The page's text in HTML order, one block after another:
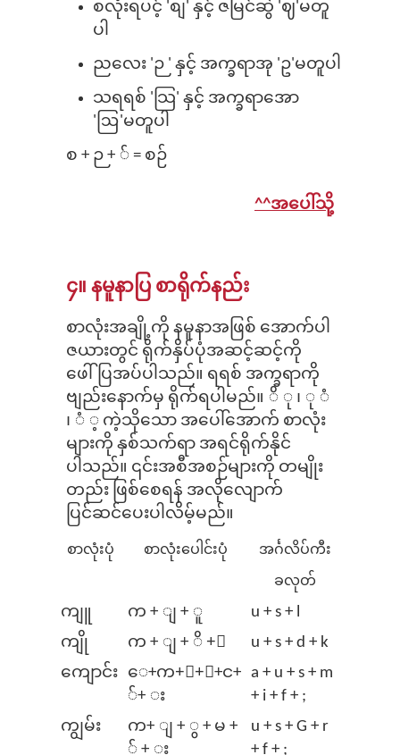
စလုံးရပင့် 'စျ' နှင့် ဇမြင်ဆွဲ 'ဈ'မတူ
ပါ
ညလေး 'ဉ ' နှင့် အက္ခရာအု 'ဥ'မတူပါ
သရရစ် 'သြ' နှင့် အက္ခရာအော
'ဩ'မတူပါ
စ + ဉ + ် = စဉ်
^^အပေါ်သို့
၄။ နမူနာပြ စာရိုက်နည်း
စာလုံးအချို့ကို နမူနာအဖြစ် အောက်ပါ
ဇယားတွင် ရိုက်နှိပ်ပုံအဆင့်ဆင့်ကို
ဖေါ်ပြအပ်ပါသည်။ ရရစ် အက္ခရာကို
ဗျည်းနောက်မှ ရိုက်ရပါမည်။ ိ ု ၊ ု ံ
၊ ံ ့ ကဲ့သိုသော အပေါ်အောက် စာလုံး
များကို နှစ်သက်ရာ အရင်ရိုက်နိုင်
ပါသည်။ ၎င်းအစီအစဉ်များကို တမျိုး
တည်း ဖြစ်စေရန် အလိုလျောက်
ပြင်ဆင်ပေးပါလိမ့်မည်။
စာလုံးပုံ စာလုံးပေါင်းပုံ
အင်္ဂလိပ်ကီး
ခလုတ်
ကျူ
က + ျ + ူ
u + s + l
ကျို
က + ျ + ိ +ု
u + s + d + k
ကျောင်း
ေ+က+ျ+ာ+င+
်+ း
a + u + s + m
+ i + f + ;
ကျွမ်း
က+ ျ + ွ + မ +
် + း
u + s + G + r
+ f + ;